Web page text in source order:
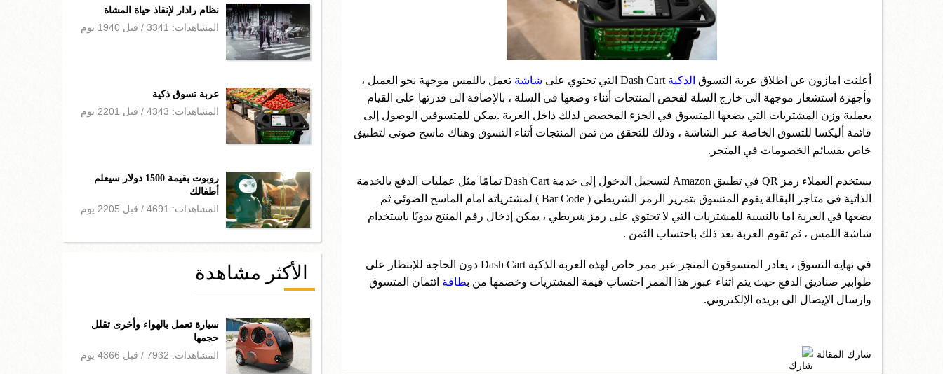
أعلنت امازون عن اطلاق عربة التسوق الذكية شاشة تعمل باللمس موجهة نحو العميل ،
وأجهزة استشعار موجهة الى خارج السلة لفحص المنتجات أثناء وضعها في السلة ، بالإضافة الى قدرتها على القيام
بعملية وزن المشتريات التي يضعها المتسوق في الجزء المخصص لذلك داخل العربة .يمكن للمتسوقين الوصول إلى
قائمة أليكسا للتسوق الخاصة عبر الشاشة ، وذلك للتحقق من ثمن المنتجات أثناء التسوق وهناك ماسح ضوئي لتطبيق
خاص بقسائم الخصومات في المتجر.
يستخدم العملاء رمز QR في تطبيق Amazon لتسجيل الدخول إلى خدمة Dash Cart تمامًا مثل عمليات الدفع بالخدمة
الذاتية في متاجر البقالة يقوم المتسوق بتمرير الرمز الشريطي ( Bar Code ) لمشترياته امام الماسح الضوئي ثم
يضعها في العربة اما بالنسبة للمشتريات التي لا تحتوي على رمز شريطي ، يمكن إدخال رقم المنتج يدويًا باستخدام
شاشة اللمس ، ثم تقوم العربة بعد ذلك باحتساب الثمن .
في نهاية التسوق ، يغادر المتسوقون المتجر عبر ممر خاص لهذه العربة الذكية Dash Cart دون الحاجة للإنتظار على
طوابير صناديق الدفع حيث يتم اثناء عبور هذا الممر احتساب قيمة المشتريات وخصمها من بطاقة ائتمان المتسوق
وارسال الإيصال الى بريده الإلكتروني.
شارك المقالة
نظام رادار لإنقاذ حياة المشاة
المشاهدات: 3341 / قبل 1940 يوم
عربة تسوق ذكية
المشاهدات: 4343 / قبل 2201 يوم
روبوت بقيمة 1500 دولار سيعلم
أطفالك
المشاهدات: 4691 / قبل 2205 يوم
الأكثر مشاهدة
سيارة تعمل بالهواء وأخرى تقلل
حجمها
المشاهدات: 7932 / قبل 4366 يوم